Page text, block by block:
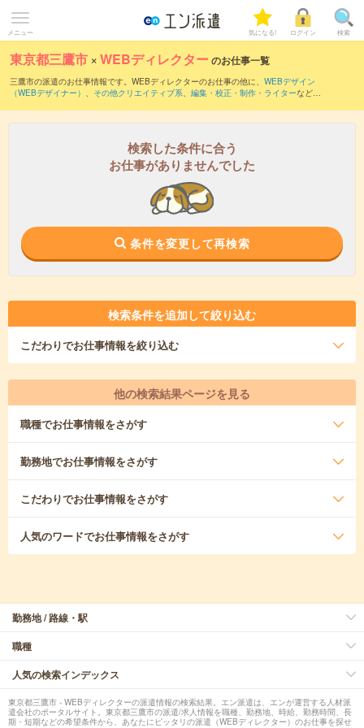
メニュー 気になる! ログイン 検索
東京都三鷹市 ×WEBディレクターのお仕事一覧
三鷹市の派遣のお仕事情報です。WEBディレクターのお仕事の他に、 WEBデザイン
（WEBデザイナー） 、 その他クリエイティブ系、 編集・校正・制作・ライターなどを
検索した条件に合う
お仕事がありませんでした
条件を変更して再検索
検索条件を追加して絞り込む
こだわりでお仕事情報を絞り込む
他の検索結果ページを見る
職種でお仕事情報をさがす
勤務地でお仕事情報をさがす
こだわりでお仕事情報をさがす
人気のワードでお仕事情報をさがす
勤務地 / 路線・駅
職種
人気の検索インデックス
東京都三鷹市 - WEBディレクターの派遣情報の検索結果。エン派遣は、エンが運営する人材派
遣会社のポータルサイト。東京都三鷹市の派遣/求人情報を職種、勤務地、時給、勤務時間、長
期・短期などの希望条件から、あなたにピッタリの派遣（WEBディレクター）のお仕事を探せ